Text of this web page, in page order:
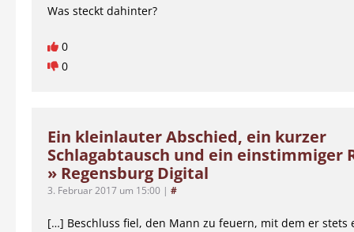
Was steckt dahinter?
0
0
Ein kleinlauter Abschied, ein kurzer
Schlagabtausch und ein einstimmiger
» Regensburg Digital
3. Februar 2017 um 15:00 | #
[…] Beschluss fiel, den Mann zu feuern, mit dem er stets